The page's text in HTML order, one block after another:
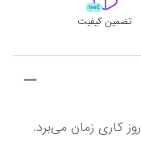
تضمین کیفیت